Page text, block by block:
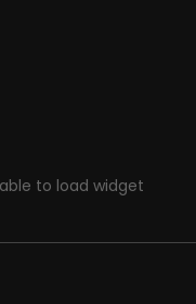
to load widget